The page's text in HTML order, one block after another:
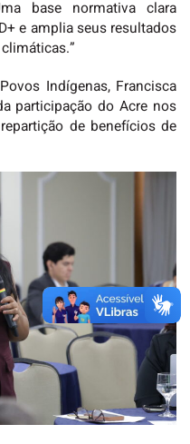
base normativa clara
e amplia seus resultados
Indígenas, Francisca
participação do Acre nos
de benefícios de